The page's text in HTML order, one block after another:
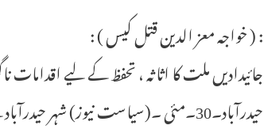
: ( خواجہ معز الدین قتل کیس ) :
جائیدادیں ملت کا اثاثہ ، تحفظ کے لیے
حیدرآباد۔30۔مئی ۔(سیاست نیوز) شہر